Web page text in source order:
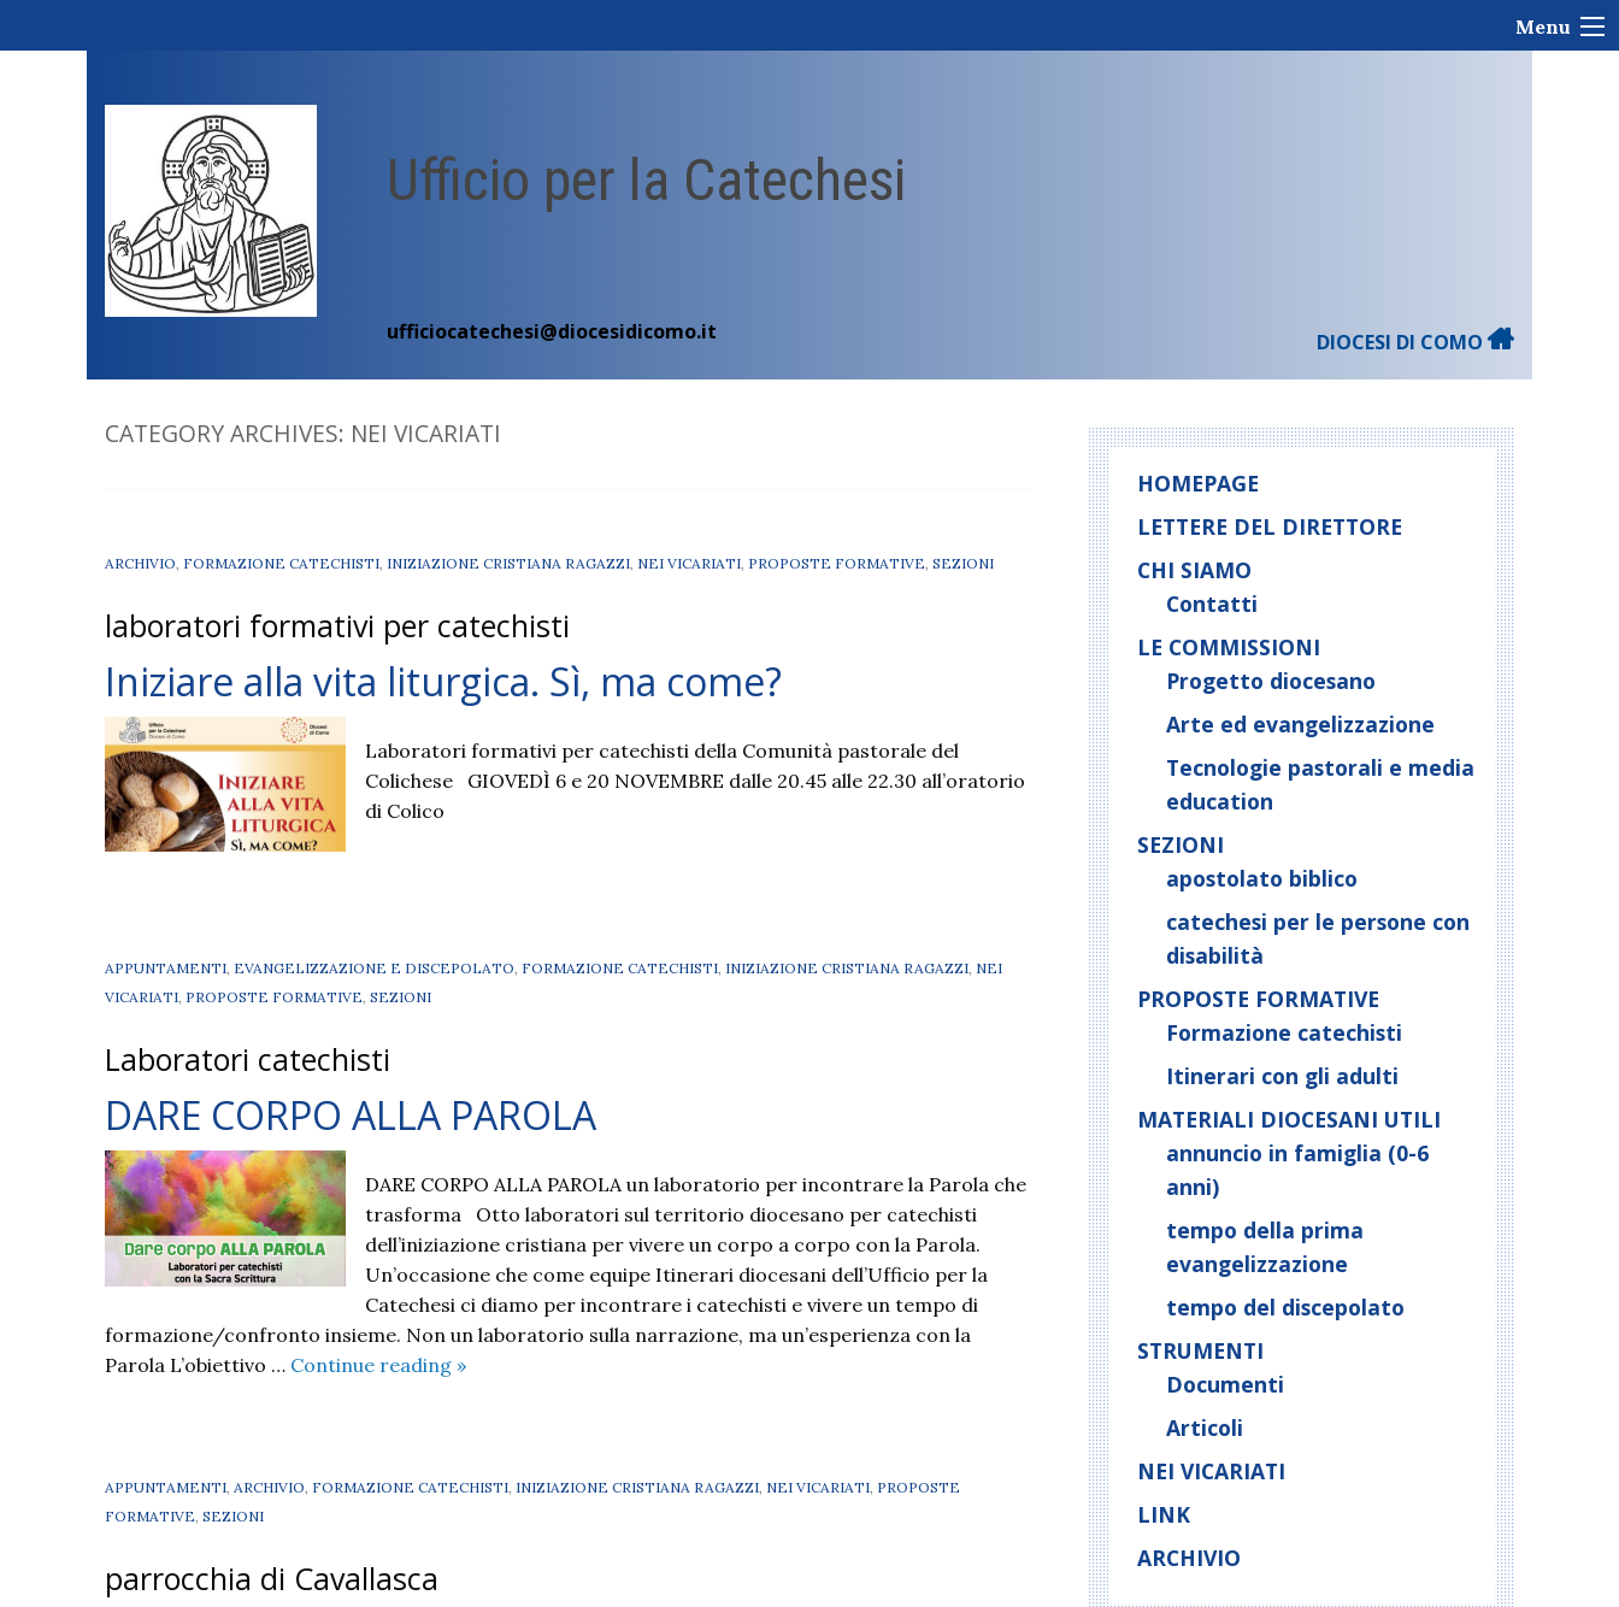
Menu
Ufficio per la Catechesi
ufficiocatechesi@diocesidicomo.it DIOCESI DI COMO
CATEGORY ARCHIVES: NEI VICARIATI
ARCHIVIO FORMAZIONE CATECHISTI INIZIAZIONE CRISTIANA RAGAZZI NEI VICARIATI PROPOSTE FORMATIVE SEZIONI
laboratori formativi per catechisti
Iniziare alla vita liturgica. Sì, ma come?
Laboratori formativi per catechisti della Comunità pastorale del
Colichese GIOVEDÌ 6 e 20 NOVEMBRE dalle 20.45 alle 22.30 all’oratorio
di Colico
APPUNTAMENTI, EVANGELIZZAZIONE E DISCEPOLATO, FORMAZIONE CATECHISTI, INIZIAZIONE CRISTIANA RAGAZZI, NEI
VICARIATI, PROPOSTE FORMATIVE, SEZIONI
Laboratori catechisti
DARE CORPO ALLA PAROLA
DARE CORPO ALLA PAROLA un laboratorio per incontrare la Parola che
trasforma Otto laboratori sul territorio diocesano per catechisti
dell’iniziazione cristiana per vivere un corpo a corpo con la Parola.
Un’occasione che come equipe Itinerari diocesani dell’Ufficio per la
Catechesi ci diamo per incontrare i catechisti e vivere un tempo di
formazione/confronto insieme. Non un laboratorio sulla narrazione, ma un’esperienza con la
Parola L’obiettivo … Continue reading DARE
»
APPUNTAMENTI, ARCHIVIO, FORMAZIONE CATECHISTI, INIZIAZIONE CRISTIANA RAGAZZI, NEI VICARIATI, PROPOSTE
FORMATIVE, SEZIONI
parrocchia di Cavallasca
HOMEPAGE
LETTERE DEL DIRETTORE
CHI SIAMO
Contatti
LE COMMISSIONI
Progetto diocesano
Arte ed evangelizzazione
Tecnologie pastorali e media
education
SEZIONI
apostolato biblico
catechesi per le persone con
disabilità
PROPOSTE FORMATIVE
Formazione catechisti
Itinerari con gli adulti
MATERIALI DIOCESANI UTILI
annuncio in famiglia (0-6
anni)
tempo della prima
evangelizzazione
tempo del discepolato
STRUMENTI
Documenti
Articoli
NEI VICARIATI
LINK
ARCHIVIO